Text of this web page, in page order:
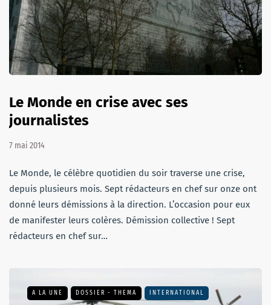
Le Monde en crise avec ses
journalistes
7 mai 2014
Le Monde, le célèbre quotidien du soir traverse une crise,
depuis plusieurs mois. Sept rédacteurs en chef sur onze ont
donné leurs démissions à la direction. L’occasion pour eux
de manifester leurs colères. Démission collective ! Sept
rédacteurs en chef sur…
A LA UNE DOSSIER - THEMA INTERNATIONAL